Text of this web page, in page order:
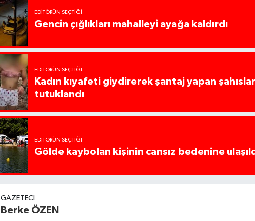
EDITÖRÜN SEÇTIĞI
Gencin çığlıkları mahalleyi ayağa kaldırdı
EDITÖRÜN SEÇTIĞI
Kadın kıyafeti giydirerek şantaj yapan şahıslar
tutuklandı
EDITÖRÜN SEÇTIĞI
Gölde kaybolan kişinin cansız bedenine
GAZETECI
Berke ÖZEN